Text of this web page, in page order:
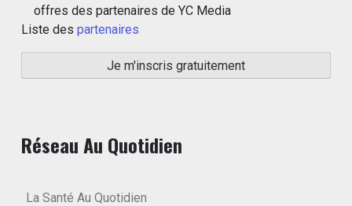
offres des partenaires de YC Media
Liste des partenaires
Réseau Au Quotidien
La Santé Au Quotidien